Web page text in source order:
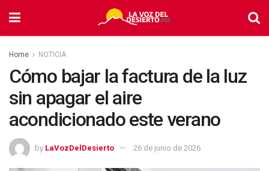
Home NOTICIA
Cómo bajar la factura de la luz
sin apagar el aire
acondicionado este verano
by LaVozDelDesierto 26 de junio de 2026